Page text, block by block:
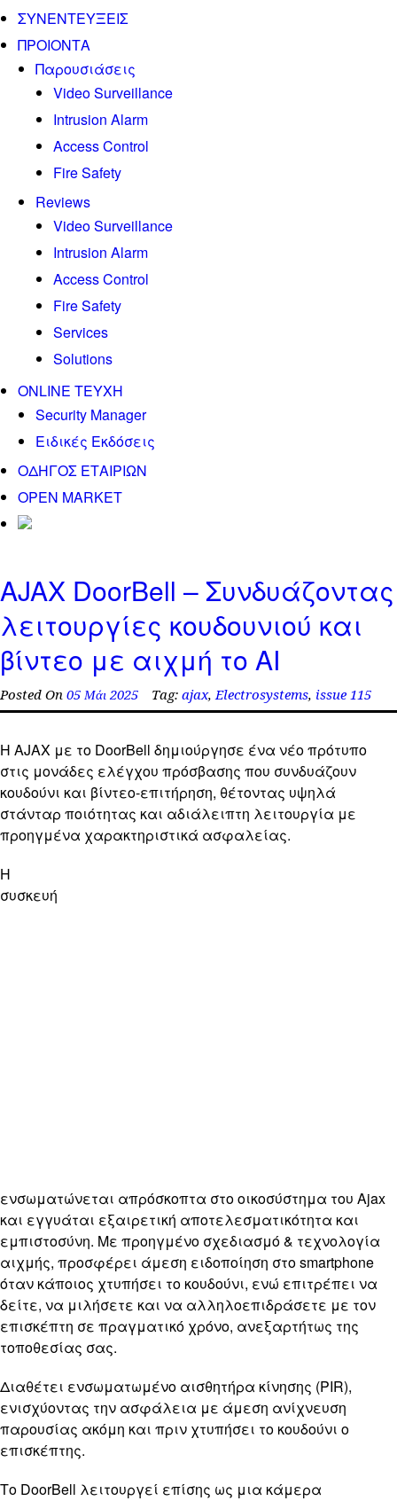
ΣΥΝΕΝΤΕΥΞΕΙΣ
ΠΡΟΙΟΝΤΑ
Παρουσιάσεις
Video Surveillance
Intrusion Alarm
Access Control
Fire Safety
Reviews
Video Surveillance
Intrusion Alarm
Access Control
Fire Safety
Services
Solutions
ONLINE TEYXH
Security Manager
Ειδικές Εκδόσεις
ΟΔΗΓΟΣ ΕΤΑΙΡΙΩΝ
OPEN MARKET
AJAX DoorBell – Συνδυάζοντας
λειτουργίες κουδουνιού και
βίντεο με αιχμή το AI
Posted On 05 Μάι 2025 Tag: ajax,Electrosystems, issue 115
Η AJAX με το DoorBell δημιούργησε ένα νέο πρότυπο
στις μονάδες ελέγχου πρόσβασης που συνδυάζουν
κουδούνι και βίντεο-επιτήρηση, θέτοντας υψηλά
στάνταρ ποιότητας και αδιάλειπτη λειτουργία με
προηγμένα χαρακτηριστικά ασφαλείας.
Η
συσκευή
ενσωματώνεται απρόσκοπτα στο οικοσύστημα του Ajax
και εγγυάται εξαιρετική αποτελεσματικότητα και
εμπιστοσύνη. Με προηγμένο σχεδιασμό & τεχνολογία
αιχμής, προσφέρει άμεση ειδοποίηση στο smartphone
όταν κάποιος χτυπήσει το κουδούνι, ενώ επιτρέπει να
δείτε, να μιλήσετε και να αλληλοεπιδράσετε με τον
επισκέπτη σε πραγματικό χρόνο, ανεξαρτήτως της
τοποθεσίας σας.
Διαθέτει ενσωματωμένο αισθητήρα κίνησης (PIR),
ενισχύοντας την ασφάλεια με άμεση ανίχνευση
παρουσίας ακόμη και πριν χτυπήσει το κουδούνι ο
επισκέπτης.
Το DoorBell λειτουργεί επίσης ως μια κάμερα